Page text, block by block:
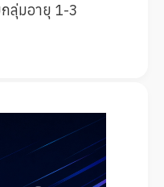
ลุ่มอายุ 1-3